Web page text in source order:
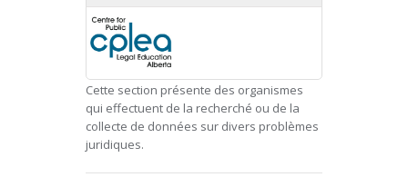
Cette section présente des organismes
qui effectuent de la recherché ou de la
collecte de données sur divers problèmes
juridiques.